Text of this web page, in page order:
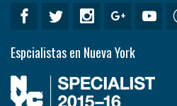
Espcialistas en Nueva York